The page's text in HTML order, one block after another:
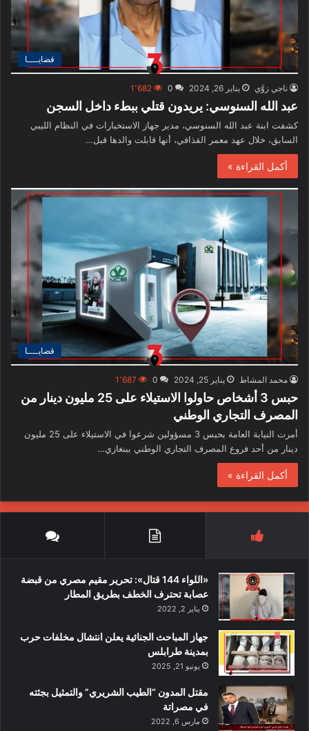
قضايــــا
ناجي زوَّي يناير 26, 2024 0 1٬682
عبد الله السنوسي: يريدون قتلي ببطء داخل السجن
كشفت ابنة عبد الله السنوسي، مدير جهاز الاستخبارات في النظام الليبي
السابق، خلال عهد معمر القذافي، أنها قابلت والدها قبل…
أكمل القراءة »
قضايــــا
محمد المشاط يناير 25, 2024 0 1٬687
حبس 3 أشخاص حاولوا الاستيلاء على 25 مليون دينار من
المصرف التجاري الوطني
أمرت النيابة العامة بحبس 3 مسؤولين شرعوا في الاستيلاء على 25 مليون
دينار من أحد فروع المصرف التجاري الوطني ببنغازي…
أكمل القراءة »
«اللواء 144 قتال»: تحرير مقيم مصري من قبضة
عصابة تحترف الخطف بطريق المطار
يناير 2, 2022
جهاز المباحث الجنائية يعلن انتشال مخلفات حرب
بمدينة طرابلس
يونيو 21, 2025
مقتل المدون “الطيب الشريري” والتمثيل بجثته
في مصراتة
مارس 6, 2022